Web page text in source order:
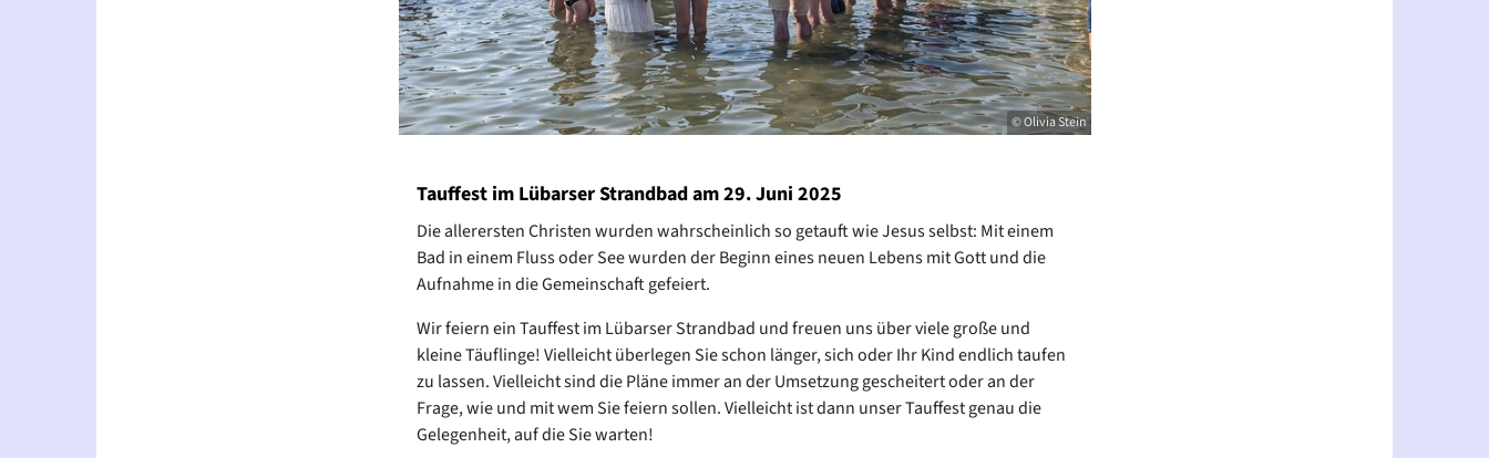
© Olivia Stein
Tauffest im Lübarser Strandbad am 29. Juni 2025
Die allerersten Christen wurden wahrscheinlich so getauft wie Jesus selbst: Mit einem
Bad in einem Fluss oder See wurden der Beginn eines neuen Lebens mit Gott und die
Aufnahme in die Gemeinschaft gefeiert.
Wir feiern ein Tauffest im Lübarser Strandbad und freuen uns über viele große und
kleine Täuflinge! Vielleicht überlegen Sie schon länger, sich oder Ihr Kind endlich taufen
zu lassen. Vielleicht sind die Pläne immer an der Umsetzung gescheitert oder an der
Frage, wie und mit wem Sie feiern sollen. Vielleicht ist dann unser Tauffest genau die
Gelegenheit, auf die Sie warten!